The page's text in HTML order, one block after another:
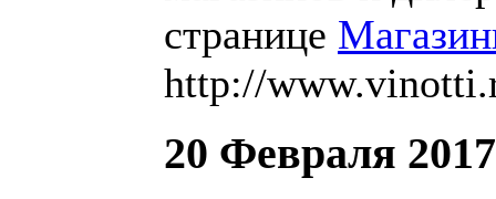
странице
http://
20 Февраля 2017